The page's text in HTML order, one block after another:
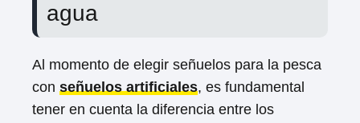
agua
Al momento de elegir señuelos para la pesca
con señuelos artificiales, es fundamental
tener en cuenta la diferencia entre los